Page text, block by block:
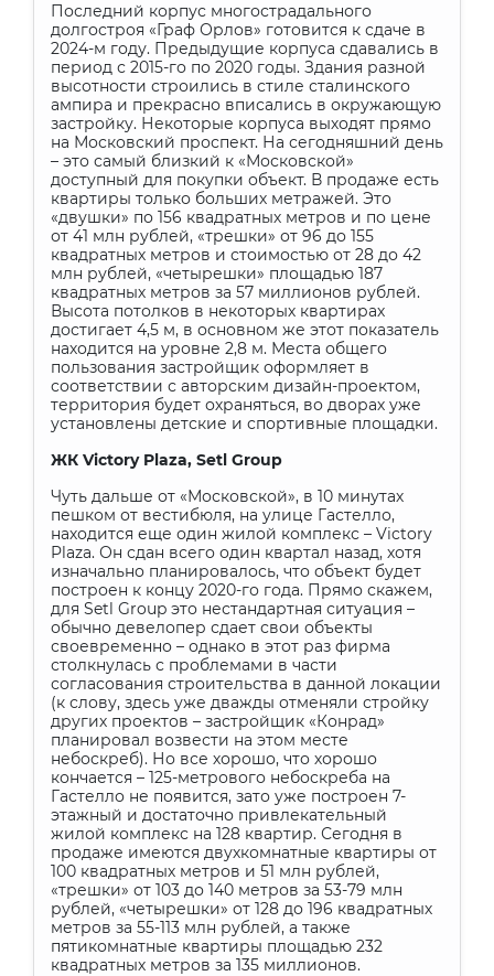
Последний корпус многострадального
долгостроя «Граф Орлов» готовится к сдаче в
2024-м году. Предыдущие корпуса сдавались в
период с 2015-го по 2020 годы. Здания разной
высотности строились в стиле сталинского
ампира и прекрасно вписались в окружающую
застройку. Некоторые корпуса выходят прямо
на Московский проспект. На сегодняшний день
– это самый близкий к «Московской»
доступный для покупки объект. В продаже есть
квартиры только больших метражей. Это
«двушки» по 156 квадратных метров и по цене
от 41 млн рублей, «трешки» от 96 до 155
квадратных метров и стоимостью от 28 до 42
млн рублей, «четырешки» площадью 187
квадратных метров за 57 миллионов рублей.
Высота потолков в некоторых квартирах
достигает 4,5 м, в основном же этот показатель
находится на уровне 2,8 м. Места общего
пользования застройщик оформляет в
соответствии с авторским дизайн-проектом,
территория будет охраняться, во дворах уже
установлены детские и спортивные площадки.
ЖК Victory Plaza, Setl Group
Чуть дальше от «Московской», в 10 минутах
пешком от вестибюля, на улице Гастелло,
находится еще один жилой комплекс – Victory
Plaza. Он сдан всего один квартал назад, хотя
изначально планировалось, что объект будет
построен к концу 2020-го года. Прямо скажем,
для Setl Group это нестандартная ситуация –
обычно девелопер сдает свои объекты
своевременно – однако в этот раз фирма
столкнулась с проблемами в части
согласования строительства в данной локации
(к слову, здесь уже дважды отменяли стройку
других проектов – застройщик «Конрад»
планировал возвести на этом месте
небоскреб). Но все хорошо, что хорошо
кончается – 125-метрового небоскреба на
Гастелло не появится, зато уже построен 7-
этажный и достаточно привлекательный
жилой комплекс на 128 квартир. Сегодня в
продаже имеются двухкомнатные квартиры от
100 квадратных метров и 51 млн рублей,
«трешки» от 103 до 140 метров за 53-79 млн
рублей, «четырешки» от 128 до 196 квадратных
метров за 55-113 млн рублей, а также
пятикомнатные квартиры площадью 232
квадратных метров за 135 миллионов.